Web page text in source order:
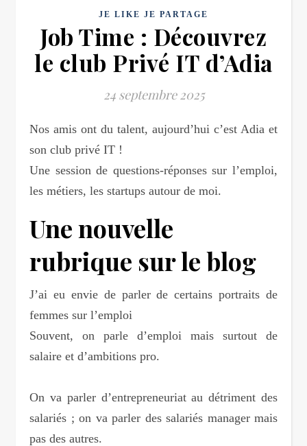
JE LIKE JE PARTAGE
Job Time : Découvrez
le club Privé IT d’Adia
24 septembre 2025
Nos amis ont du talent, aujourd’hui c’est Adia et
son club privé IT !
Une session de questions-réponses sur l’emploi,
les métiers, les startups autour de moi.
Une nouvelle
rubrique sur le blog
J’ai eu envie de parler de certains portraits de
femmes sur l’emploi
Souvent, on parle d’emploi mais surtout de
salaire et d’ambitions pro.
On va parler d’entrepreneuriat au détriment des
salariés ; on va parler des salariés manager mais
pas des autres.